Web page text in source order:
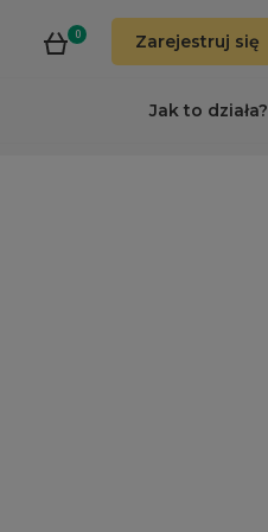
0 Zarejestruj się
Jak to działa?